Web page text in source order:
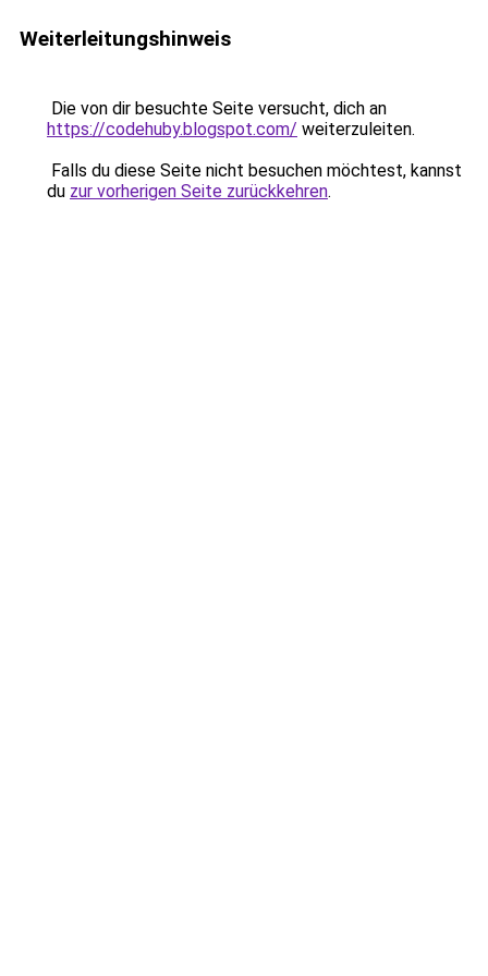
Weiterleitungshinweis
Die von dir besuchte Seite versucht, dich an
https://codehuby.blogspot.com/ weiterzuleiten.
Falls du diese Seite nicht besuchen möchtest, kannst
du zur vorherigen Seite zurückkehren.